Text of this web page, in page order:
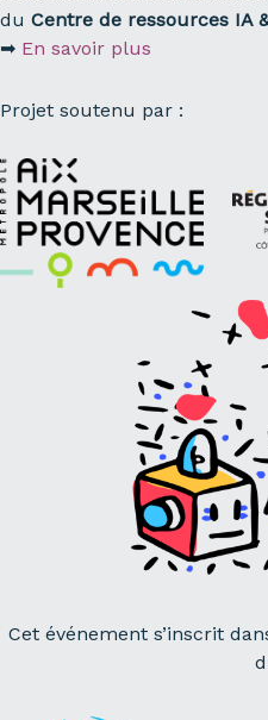
du Centre de ressources IA
➡ En savoir plus
Projet soutenu par :
Cet événement s’inscrit